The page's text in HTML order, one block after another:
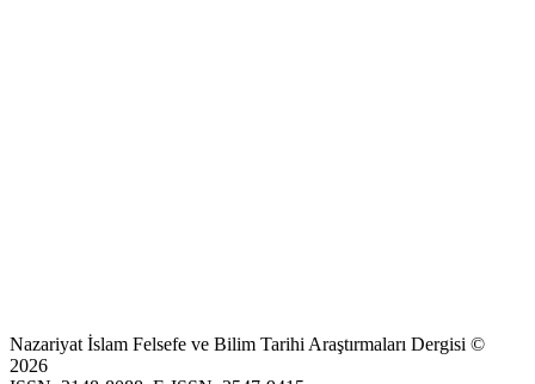
Nazariyat İslam Felsefe ve Bilim Tarihi Araştırmaları Dergisi ©
2026